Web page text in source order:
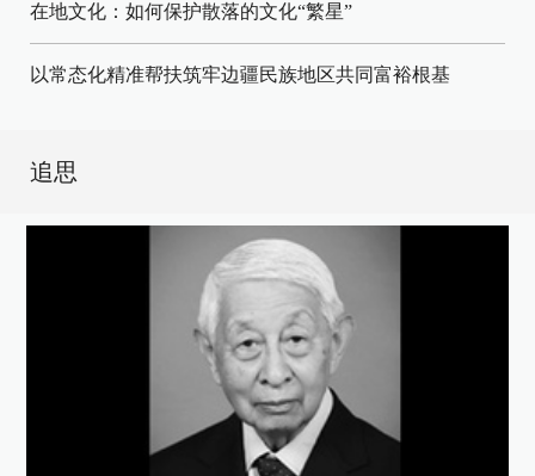
在地文化：如何保护散落的文化“繁星”
以常态化精准帮扶筑牢边疆民族地区共同富裕根基
追思